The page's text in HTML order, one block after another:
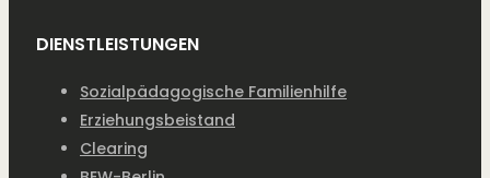
DIENSTLEISTUNGEN
Sozialpädagogische Familienhilfe
Erziehungsbeistand
Clearing